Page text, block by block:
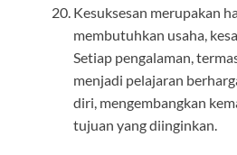
Kesuksesan merupakan
membutuhkan usaha,
Setiap pengalaman,
menjadi pelajaran
diri, mengembangkan
tujuan yang diinginkan.